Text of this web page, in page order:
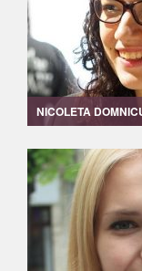
NICOLETA